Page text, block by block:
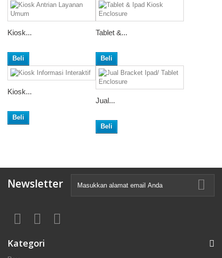
Kiosk...
Beli
Tablet &...
Beli
Kiosk...
Beli
Jual...
Beli
Newsletter
Kategori